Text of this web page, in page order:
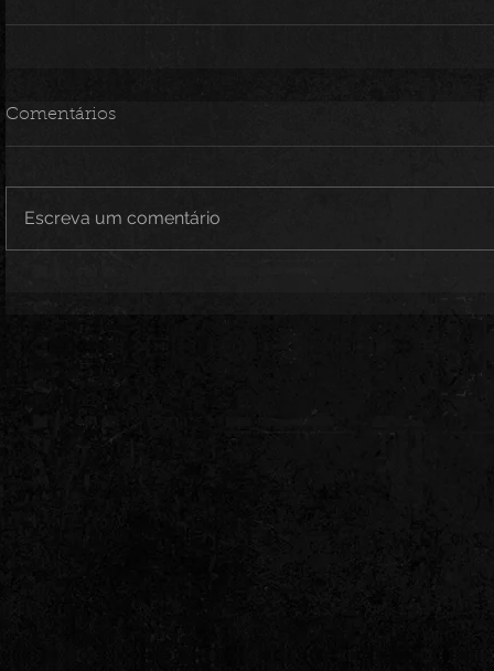
Comentários
Escreva um comentário